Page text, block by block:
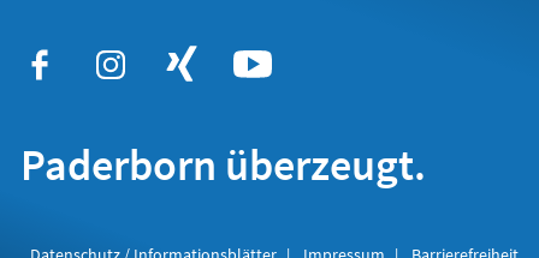
Paderborn überzeugt.